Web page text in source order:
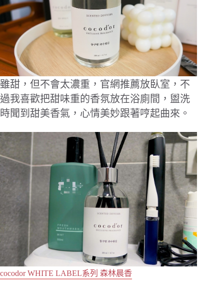
雖甜，但不會太濃重，官網推薦放臥室，不
過我喜歡把甜味重的香氛放在浴廁間，盥洗
時聞到甜美香氣，心情美妙跟著哼起曲來。
cocodor WHITE LABEL系列 森林晨香